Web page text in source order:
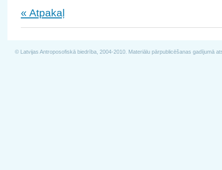
« Atpakaļ
© Latvijas Antroposofiskā biedrība, 2004-2010. Materiālu pārpublicēšanas gadījumā